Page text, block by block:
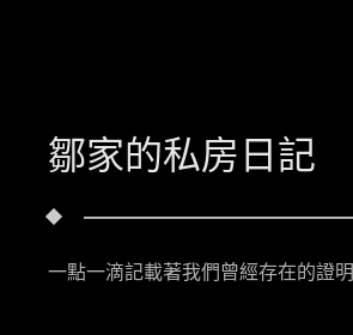
鄒家的私房日記
一點一滴記載著我們曾經存在的證明